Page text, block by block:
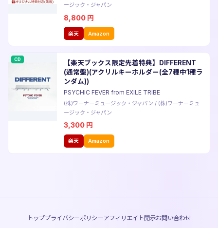
ージック・ジャパン
8,800 円
楽天 Amazon
CD
【楽天ブックス限定先着特典】DIFFERENT
(通常盤)(アクリルキーホルダー(全7種中1種ラ
ンダム))
PSYCHIC FEVER from EXILE TRIBE
(株)ワーナーミュージック・ジャパン / (株)ワーナーミュ
ージック・ジャパン
3,300 円
楽天 Amazon
トッププライバシーポリシー アフィリエイト開示お問い合わせ